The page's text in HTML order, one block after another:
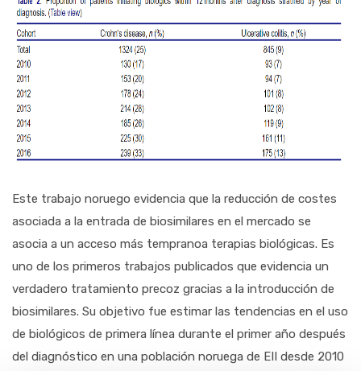
Este trabajo noruego evidencia que la reducción de costes
asociada a la entrada de biosimilares en el mercado se
asocia a un acceso más tempranoa terapias biológicas. Es
uno de los primeros trabajos publicados que evidencia un
verdadero tratamiento precoz gracias a la introducción de
biosimilares. Su objetivo fue estimar las tendencias en el uso
de biológicos de primera línea durante el primer año después
del diagnóstico en una población noruega de EII desde 2010